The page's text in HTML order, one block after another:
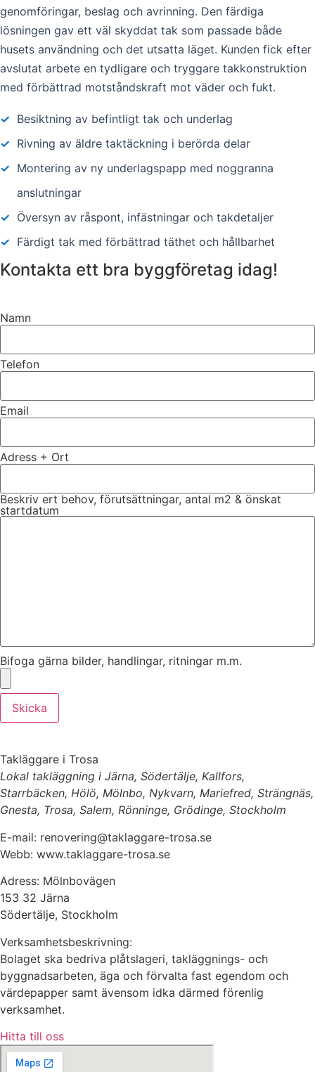
genomföringar, beslag och avrinning. Den färdiga
lösningen gav ett väl skyddat tak som passade både
husets användning och det utsatta läget. Kunden fick efter
avslutat arbete en tydligare och tryggare takkonstruktion
med förbättrad motståndskraft mot väder och fukt.
✓ Besiktning av befintligt tak och underlag
✓ Rivning av äldre taktäckning i berörda delar
✓ Montering av ny underlagspapp med noggranna
anslutningar
✓ Översyn av råspont, infästningar och takdetaljer
✓ Färdigt tak med förbättrad täthet och hållbarhet
Kontakta ett bra byggföretag idag!
Namn
Telefon
Email
Adress + Ort
Beskriv ert behov, förutsättningar, antal m2 & önskat
startdatum
Bifoga gärna bilder, handlingar, ritningar m.m.
Skicka
Takläggare i Trosa
Lokal takläggning i Järna, Södertälje, Kallfors,
Starrbäcken, Hölö, Mölnbo, Nykvarn, Mariefred, Strängnäs,
Gnesta, Trosa, Salem, Rönninge, Grödinge, Stockholm
E-mail: renovering@taklaggare-trosa.se
Webb: www.taklaggare-trosa.se
Adress: Mölnbovägen
153 32 Järna
Södertälje, Stockholm
Verksamhetsbeskrivning:
Bolaget ska bedriva plåtslageri, takläggnings- och
byggnadsarbeten, äga och förvalta fast egendom och
värdepapper samt ävensom idka därmed förenlig
verksamhet.
Hitta till oss